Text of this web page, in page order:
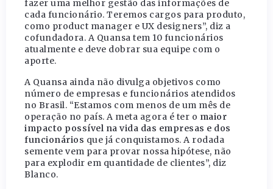
fazer uma melhor gestão das informações de
cada funcionário. Teremos cargos para produto,
como product manager e UX designers”, diz a
cofundadora. A Quansa tem 10 funcionários
atualmente e deve dobrar sua equipe com o
aporte.
A Quansa ainda não divulga objetivos como
número de empresas e funcionários atendidos
no Brasil. “Estamos com menos de um mês de
operação no país. A meta agora é ter o maior
impacto possível na vida das empresas e dos
funcionários que já conquistamos. A rodada
semente vem para provar nossa hipótese, não
para explodir em quantidade de clientes”, diz
Blanco.